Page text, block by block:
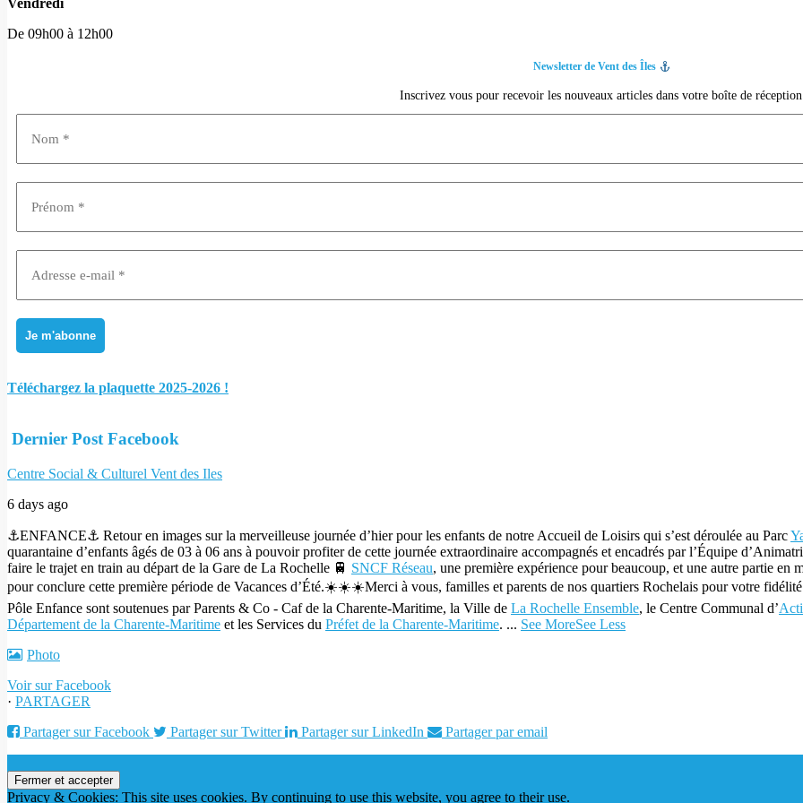
Vendredi
De 09h00 à 12h00
Newsletter de Vent des Îles
Inscrivez vous pour recevoir les nouveaux articles dans votre boîte de
Téléchargez la plaquette 2025-2026 !
Dernier Post Facebook
Centre Social & Culturel Vent des Iles
6 days ago
⚓️ENFANCE⚓️ Retour en images sur la merveilleuse journée d’hier pour les enfants de notre Accueil de Loisirs qui s’est déroulée au Parc
quarantaine d’enfants âgés de 03 à 06 ans à pouvoir profiter de cette journée extraordinaire accompagnés et encadrés par l’Équipe
faire le trajet en train au départ de la Gare de La Rochelle 🚆 SNCF Réseau, une première expérience pour beaucoup, et une autre partie en
pour conclure cette première période de Vacances d’Été.☀️☀️☀️Merci à vous, familles et parents de nos quartiers Rochelais pour votre
Pôle Enfance sont soutenues par Parents & Co - Caf de la Charente-Maritime, la Ville de La Rochelle Ensemble, le Centre Communal d’
Département de la Charente-Maritime et les Services du Préfet de la Charente-Maritime. ... See MoreSee Less
Photo
Voir sur Facebook
· PARTAGER
Partager sur Facebook
Partager sur Twitter Partager sur LinkedIn Partager par email
Privacy & Cookies: This site uses cookies. By continuing to use this website, you agree to their use.